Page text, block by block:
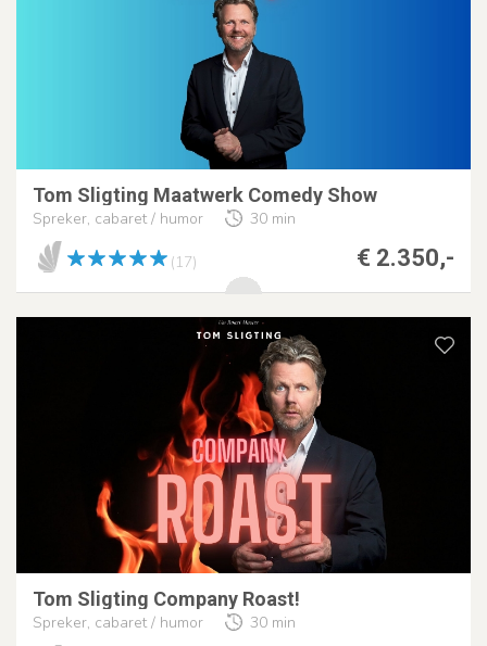
Tom Sligting Maatwerk Comedy Show
Spreker, cabaret / humor 30 min
€ 2.350,-
(17)
Tom Sligting Company Roast!
Spreker, cabaret / humor 30 min